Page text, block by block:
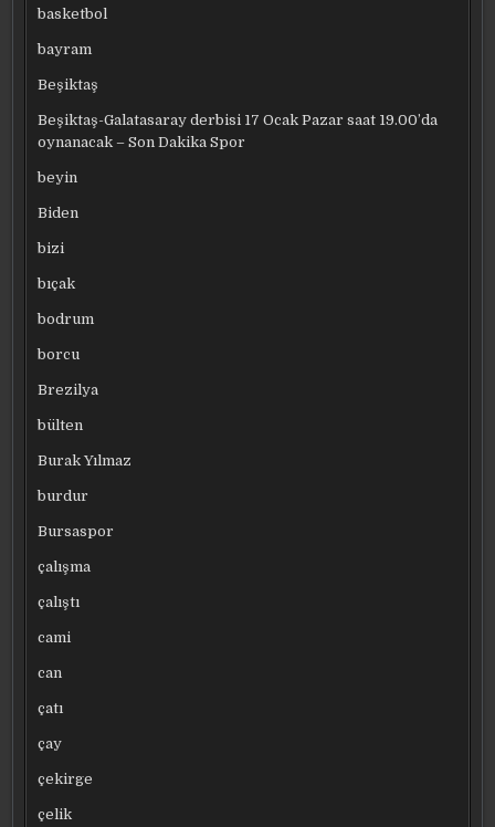
basketbol
bayram
Beşiktaş
Beşiktaş-Galatasaray derbisi 17 Ocak Pazar saat 19.00’da
oynanacak – Son Dakika Spor
beyin
Biden
bizi
bıçak
bodrum
borcu
Brezilya
bülten
Burak Yılmaz
burdur
Bursaspor
çalışma
çalıştı
cami
can
çatı
çay
çekirge
çelik